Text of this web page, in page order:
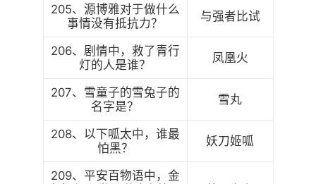
205、源博雅对于做什么
事情没有抵抗力？
与强者比试
206、剧情中，救了青行
灯的人是谁？
凤凰火
207、雪童子的雪兔子的
名字是？
雪丸
208、以下呱太中，谁最
怕黑？
妖刀姬呱
209、平安百物语中，金